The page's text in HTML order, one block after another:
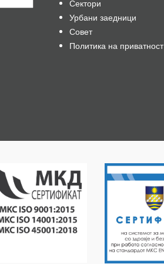
Сектори
Урбани заедници
Совет
Политика на приватност